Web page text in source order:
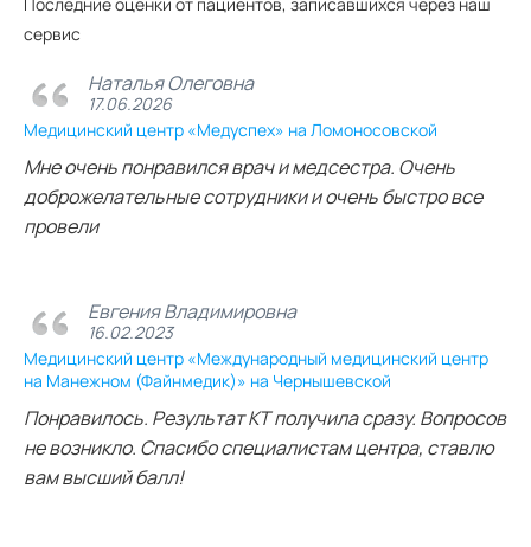
сервис
Наталья Олеговна
17.06.2026
Медицинский центр «Медуспех» на Ломоносовской
Мне очень понравился врач и медсестра. Очень
доброжелательные сотрудники и очень быстро все
провели
Евгения Владимировна
16.02.2023
Медицинский центр «Международный медицинский центр
на Манежном (Файнмедик)» на Чернышевской
Понравилось. Результат КТ получила сразу. Вопросов
не возникло. Спасибо специалистам центра, ставлю
вам высший балл!